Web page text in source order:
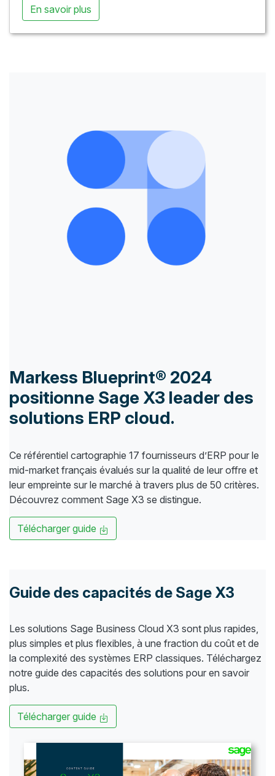
En savoir plus
Markess Blueprint® 2024
positionne Sage X3 leader des
solutions ERP cloud.
Ce référentiel cartographie 17 fournisseurs d’ERP pour le
mid-market français évalués sur la qualité de leur offre et
leur empreinte sur le marché à travers plus de 50 critères.
Découvrez comment Sage X3 se distingue.
Télécharger guide
Guide des capacités de Sage X3
Les solutions Sage Business Cloud X3 sont plus rapides,
plus simples et plus flexibles, à une fraction du coût et de
la complexité des systèmes ERP classiques. Téléchargez
notre guide des capacités des solutions pour en savoir
plus.
Télécharger guide